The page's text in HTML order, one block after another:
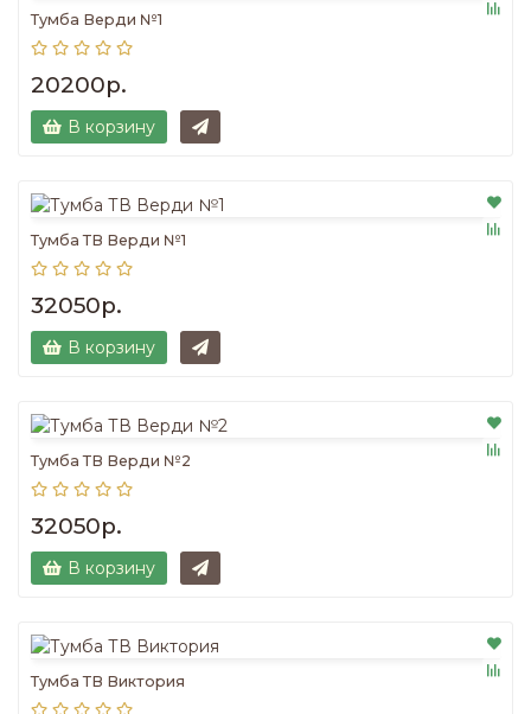
Тумба Верди №1
20200р.
В корзину
Тумба ТВ Верди №1
32050р.
В корзину
Тумба ТВ Верди №2
32050р.
В корзину
Тумба ТВ Виктория